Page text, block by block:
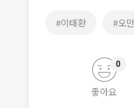
#이태환 #오
좋아요
0